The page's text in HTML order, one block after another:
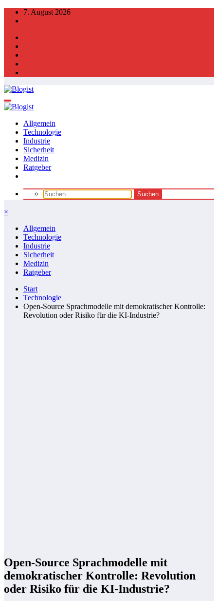
Zum
Inhalt
7. August 2026
Allgemein
Technologie
Industrie
Sicherheit
Medizin
Ratgeber
×
Allgemein
Technologie
Industrie
Sicherheit
Medizin
Ratgeber
Start
Technologie
Open-Source Sprachmodelle mit demokratischer Kontrolle:
Revolution oder Risiko für die KI-Industrie?
Open-Source Sprachmodelle mit
demokratischer Kontrolle: Revolution
oder Risiko für die KI-Industrie?